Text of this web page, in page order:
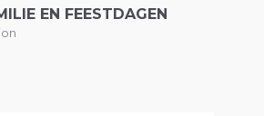
EN FEESTDAGEN